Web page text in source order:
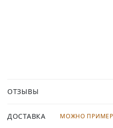
ОТЗЫВЫ
ДОСТАВКА МОЖНО